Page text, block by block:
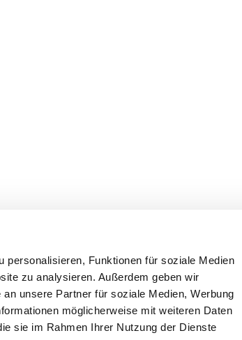
personalisieren, Funktionen für soziale Medien
zu analysieren. Außerdem geben wir
unsere Partner für soziale Medien, Werbung
möglicherweise mit weiteren Daten
sie im Rahmen Ihrer Nutzung der Dienste